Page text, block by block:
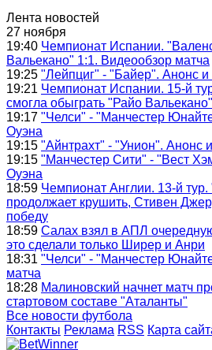
Лента новостей
27 ноября
19:40 Чемпионат Испании.
Вальекано" 1:1. Видеообзор матча
19:25 "Лейпциг" - "Байер". Анонс и
19:21 Чемпионат Испании. 15-й
смогла обыграть "Райо Вальекано"
19:17 "Челси" - "Манчестер
Оуэна
19:15 "Айнтрахт" - "Унион". Анонс
19:15 "Манчестер Сити" - "Вест
Оуэна
18:59 Чемпионат Англии. 13-й
продолжает крушить, Стивен
победу
18:59 Салах взял в АПЛ
это сделали только Ширер и Анри
18:31 "Челси" - "Манчестер
матча
18:28 Малиновский начнет матч
стартовом составе "Аталанты"
Все новости футбола
Контакты Реклама RSS Карта